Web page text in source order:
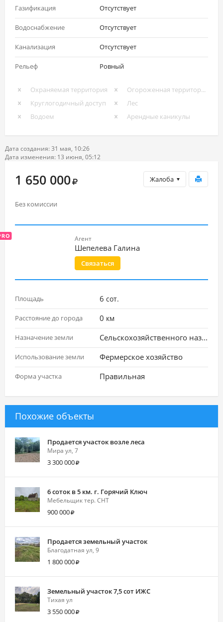
Газификация Отсутствует
Водоснабжение Отсутствует
Канализация Отсутствует
Рельеф Ровный
Охраняемая территория
Огороженная территория
Круглогодичный доступ
Лес
Водоем
Арендные каникулы
Дата создания: 31 мая, 10:26
Дата изменения: 13 июня, 05:12
Жалоба
1 650 000
Без комиссии
Агент
Шепелева Галина
Связаться
Площадь 6 сот.
Расстояние до города 0 км
Назначение земли Сельскохозяйственного назначения
Использование земли Фермерское хозяйство
Форма участка Правильная
Похожие объекты
Продается участок возле леса
Мира ул, 7
3 300 000
6 соток в 5 км. г. Горячий Ключ
Мебельщик тер. СНТ
900 000
Продается земельный участок
Благодатная ул, 9
1 800 000
Земельный участок 7,5 сот ИЖС
Тихая ул
3 550 000